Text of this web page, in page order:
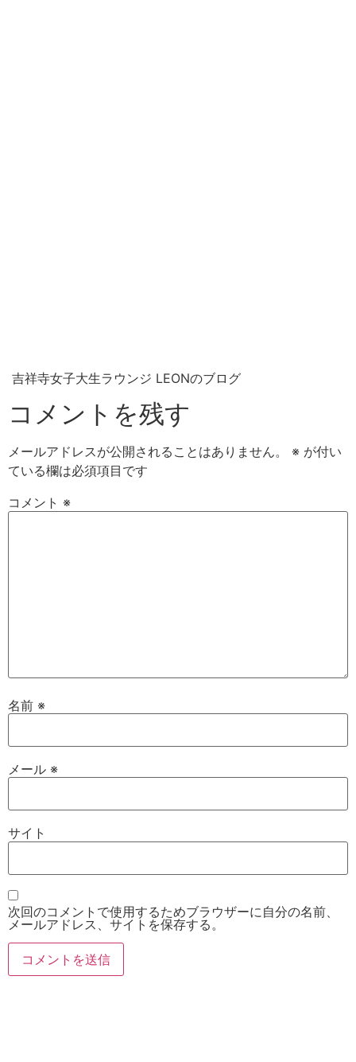
吉祥寺女子大生ラウンジ LEONのブログ
コメントを残す
メールアドレスが公開されることはありません。 ※ が付い
ている欄は必須項目です
コメント ※
名前 ※
メール ※
サイト
次回のコメントで使用するためブラウザーに自分の名前、
メールアドレス、サイトを保存する。